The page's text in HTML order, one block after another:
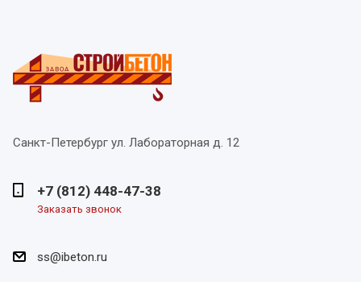
Санкт-Петербург ул. Лабораторная д. 12
+7 (812) 448-47-38
Заказать звонок
ss@ibeton.ru